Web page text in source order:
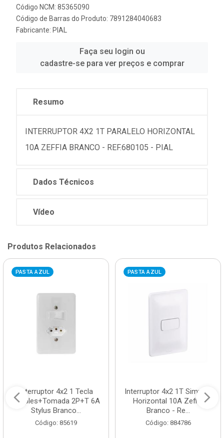
Código NCM: 85365090
Código de Barras do Produto: 7891284040683
Fabricante: PIAL
Faça seu login ou
cadastre-se para ver preços e comprar
Resumo
INTERRUPTOR 4X2 1T PARALELO HORIZONTAL
10A ZEFFIA BRANCO - REF.680105 - PIAL
Dados Técnicos
Vídeo
Produtos Relacionados
PASTA AZUL
Interruptor 4x2 1 Tecla
Simples+Tomada 2P+T 6A
Stylus Branco...
Código: 85619
PASTA AZUL
Interruptor 4x2 1T Simples
Horizontal 10A Zeffia
Branco - Re...
Código: 884786